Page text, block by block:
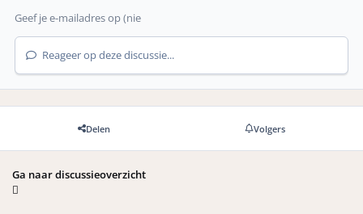
Reageer op deze discussie...
Delen Volgers
Ga naar discussieoverzicht